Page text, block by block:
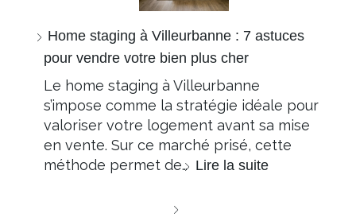
Home staging à Villeurbanne : 7 astuces
pour vendre votre bien plus cher
Le home staging à Villeurbanne
s’impose comme la stratégie idéale pour
valoriser votre logement avant sa mise
en vente. Sur ce marché prisé, cette
méthode permet de… Lire la suite